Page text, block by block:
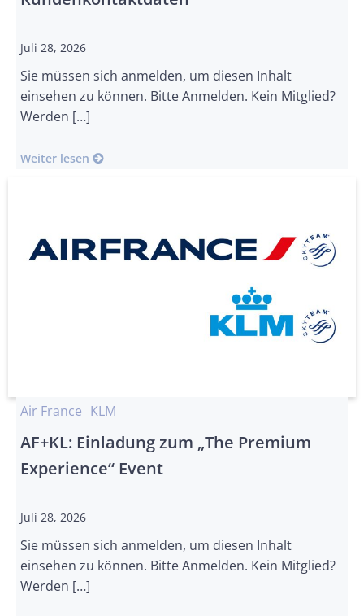
Juli 28, 2026
Sie müssen sich anmelden, um diesen Inhalt
einsehen zu können. Bitte Anmelden. Kein Mitglied?
Werden […]
Weiter lesen
Air France KLM
AF+KL: Einladung zum „The Premium
Experience“ Event
Juli 28, 2026
Sie müssen sich anmelden, um diesen Inhalt
einsehen zu können. Bitte Anmelden. Kein Mitglied?
Werden […]